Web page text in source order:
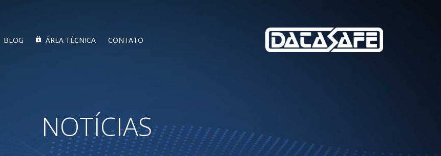
BLOG ÁREA TÉCNICA CONTATO
NOTÍCIAS